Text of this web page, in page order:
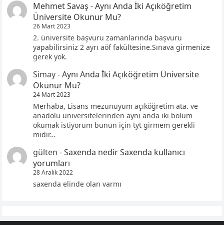
Mehmet Savaş -Aynı Anda İki Açıköğretim
Üniversite Okunur Mu?
26 Mart 2023
2. üniversite başvuru zamanlarında başvuru
yapabilirsiniz 2 ayrı aöf fakültesine.Sınava girmenize
gerek yok.
Simay-Aynı Anda İki Açıköğretim Üniversite
Okunur Mu?
24 Mart 2023
Merhaba, Lisans mezunuyum açıköğretim ata. ve
anadolu universitelerinden aynı anda iki bolum
okumak istiyorum bunun için tyt girmem gerekli
midir…
gülten -Saxenda nedir Saxenda kullanıcı
yorumları
28 Aralık 2022
saxenda elinde olan varmı